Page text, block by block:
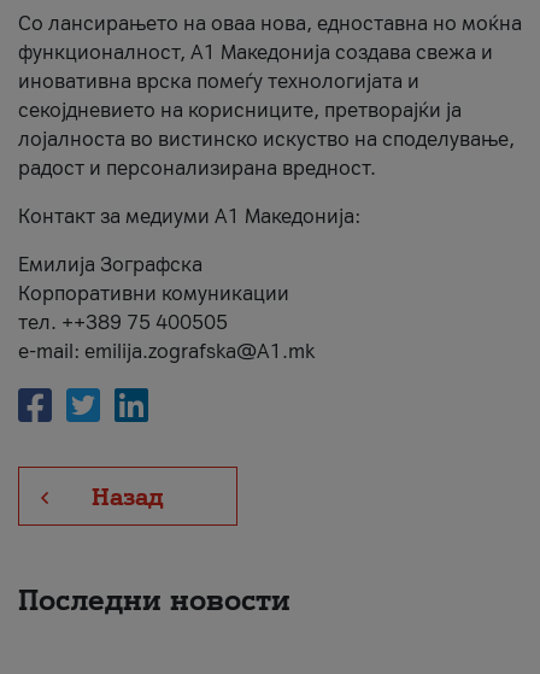
Со лансирањето на оваа нова, едноставна но моќна
функционалност, А1 Македонија создава свежа и
иновативна врска помеѓу технологијата и
секојдневието на корисниците, претворајќи ја
лојалноста во вистинско искуство на споделување,
радост и персонализирана вредност.
Контакт за медиуми А1 Македонија:
Емилија Зографска
Корпоративни комуникации
тел. ++389 75 400505
e-mail: emilija.zografska@A1.mk
Назад
Последни новости